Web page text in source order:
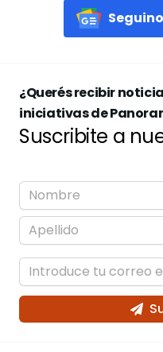
¿Querés recibir
iniciativas de
Suscribite a